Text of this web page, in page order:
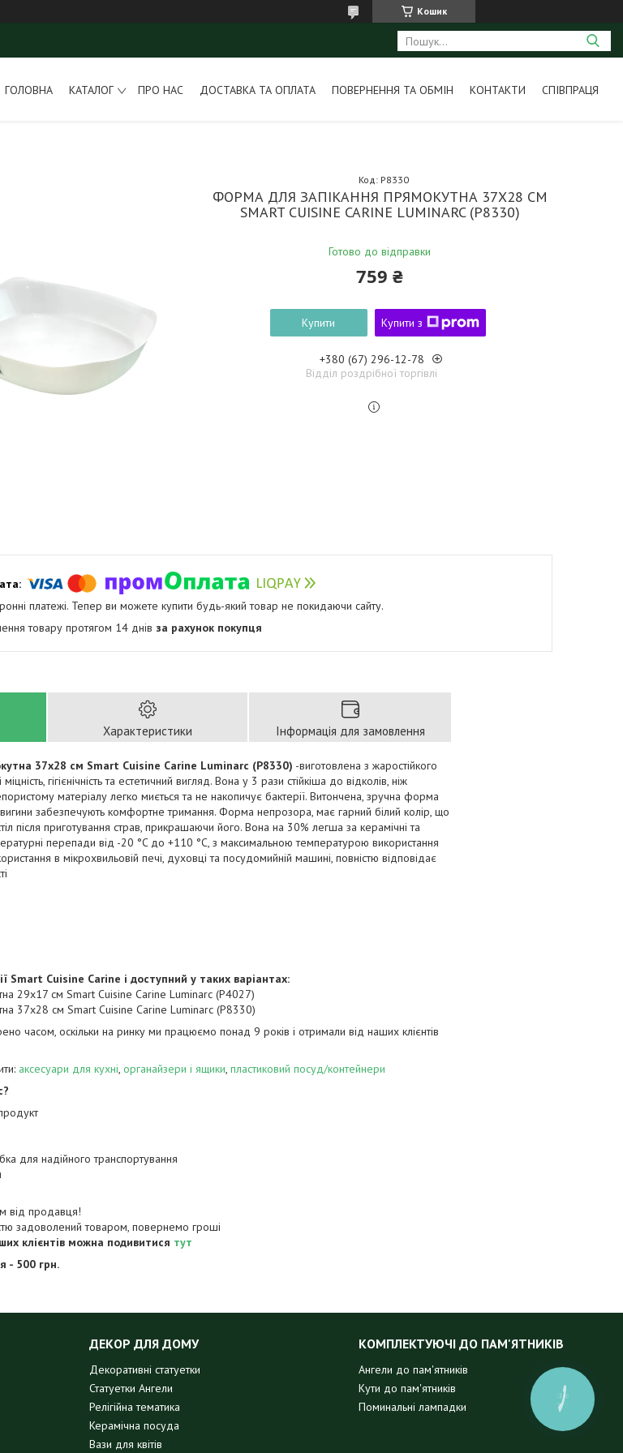
Кошик
ГОЛОВНА КАТАЛОГ ПРО НАС ДОСТАВКА ТА ОПЛАТА ПОВЕРНЕННЯ ТА ОБМІН КОНТАКТИ СПІВПРАЦЯ
ФОРМА ДЛЯ ЗАПІКАННЯ ПРЯМОКУТНА 37Х28 СМ
SMART CUISINE CARINE LUMINARC (P8330)
Готово до відправки
Код: P8330
759 ₴
Купити Купити з
+380 (67) 296-12-78
Відділ роздрібної торгівлі
платежі. Тепер ви можете купити будь-який товар не покидаючи сайту.
товару протягом 14 днів за рахунок покупця
Характеристики Інформація для замовлення
37х28 см Smart Cuisine Carine Luminarc (P8330) -виготовлена з жаростійкого
гігієнічність та естетичний вигляд. Вона у 3 рази стійкіша до відколів, ніж
матеріалу легко миється та не накопичує бактерії. Витончена, зручна форма
вигини забезпечують комфортне тримання. Форма непрозора, має гарний білий колір, що
після приготування страв, прикрашаючи його. Вона на 30% легша за керамічні та
перепади від -20 °C до +110 °C, з максимальною температурою використання
в мікрохвильовій печі, духовці та посудомийній машині, повністю відповідає
Smart Cuisine Carine і доступний у таких варіантах:
29х17 см Smart Cuisine Carine Luminarc (P4027)
37х28 см Smart Cuisine Carine Luminarc (P8330)
часом, оскільки на ринку ми працюємо понад 9 років і отримали від наших клієнтів
аксесуари для кухні органайзери і ящики пластиковий посуд/контейнери
для надійного транспортування
від продавця!
задоволений товаром, повернемо гроші
клієнтів можна подивитися тут
- 500 грн.
ДЕКОР ДЛЯ ДОМУ
Декоративні статуетки
Статуетки Ангели
Релігійна тематика
Керамічна посуда
Вази для квітів
КОМПЛЕКТУЮЧІ ДО ПАМ'ЯТНИКІВ
Ангели до пам'ятників
Кути до пам'ятників
Поминальні лампадки
КНОПКА
ЗВ'ЯЗКУ